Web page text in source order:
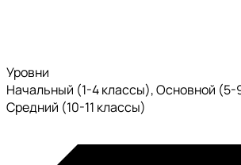
Уровни
Начальный (1-4 классы), Основной (5-
Средний (10-11 классы)